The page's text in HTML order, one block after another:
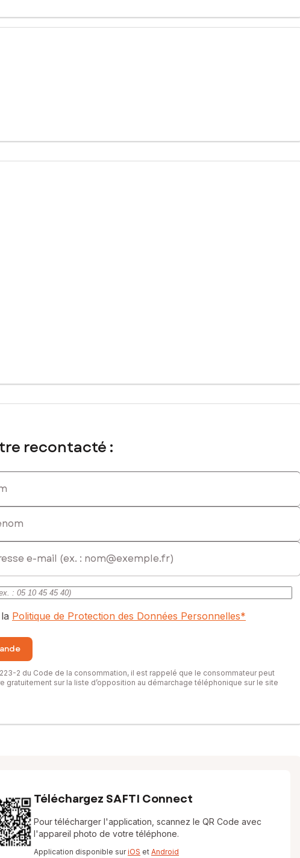
en plein centre de Sadirac, découvrez cette charmante maison de
au RSAC de Bordeaux sous le numéro 881286389
recontacté :
Politique de Protection des Données Personnelles*
2 du Code de la consommation, il est rappelé que le consommateur peut
gratuitement sur la liste d’opposition au démarchage téléphonique sur le site
Téléchargez SAFTI Connect
Pour télécharger l'application, scannez le QR Code avec
l'appareil photo de votre téléphone.
Application disponible suriOS et Android